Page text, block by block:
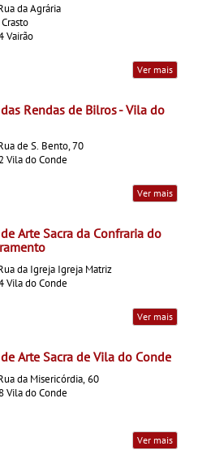
da Agrária
Vairão
Ver mais
Rendas de Bilros - Vila do
de S. Bento, 70
Vila do Conde
Ver mais
Arte Sacra da Confraria do
da Igreja Igreja Matriz
Vila do Conde
Ver mais
Arte Sacra de Vila do Conde
da Misericórdia, 60
Vila do Conde
Ver mais